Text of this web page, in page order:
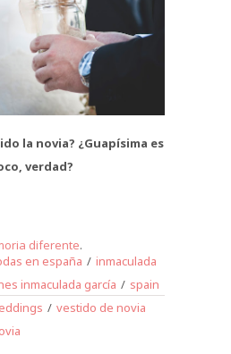
la novia? ¿Guapísima es
verdad?
diferente.
en españa / inmaculada
inmaculada garcía / spain
/ vestido de novia